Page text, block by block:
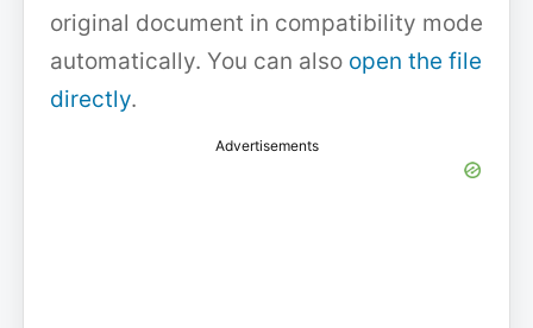
original document in compatibility mode
automatically. You can also open the file
directly.
Advertisements